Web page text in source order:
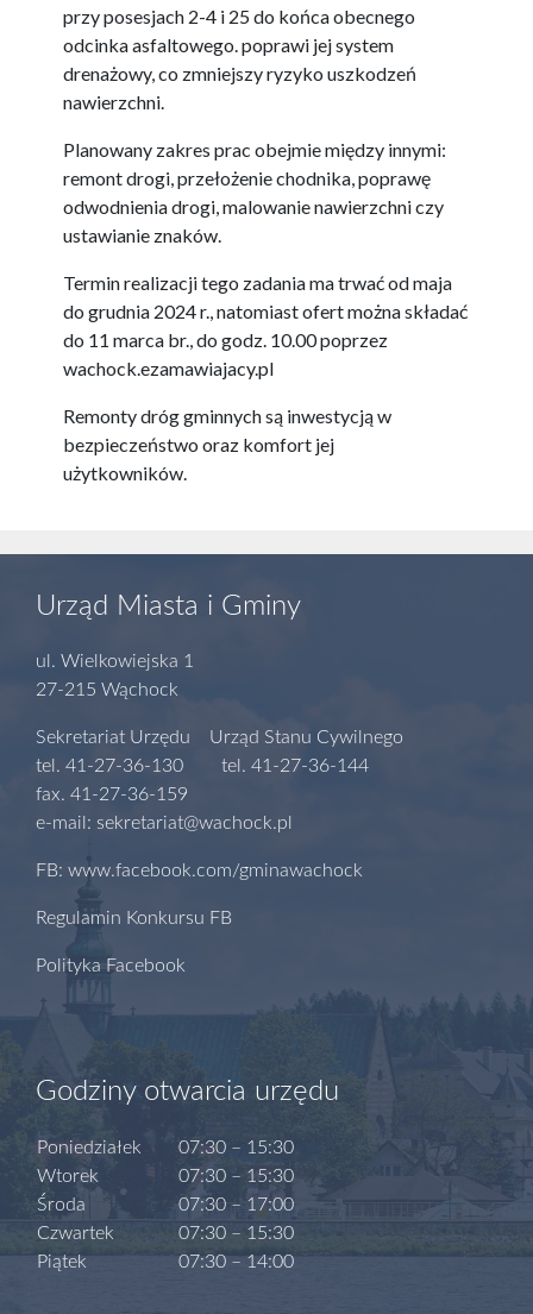
przy posesjach 2-4 i 25 do końca obecnego
odcinka asfaltowego. poprawi jej system
drenażowy, co zmniejszy ryzyko uszkodzeń
nawierzchni.
Planowany zakres prac obejmie między innymi:
remont drogi, przełożenie chodnika, poprawę
odwodnienia drogi, malowanie nawierzchni czy
ustawianie znaków.
Termin realizacji tego zadania ma trwać od maja
do grudnia 2024 r., natomiast ofert można składać
do 11 marca br., do godz. 10.00 poprzez
wachock.ezamawiajacy.pl
Remonty dróg gminnych są inwestycją w
bezpieczeństwo oraz komfort jej
użytkowników.
Urząd Miasta i Gminy
ul. Wielkowiejska 1
27-215 Wąchock
Sekretariat Urzędu Urząd Stanu Cywilnego
tel. 41-27-36-130 tel. 41-27-36-144
fax. 41-27-36-159
e-mail: sekretariat@wachock.pl
FB: www.facebook.com/gminawachock
Regulamin Konkursu FB
Polityka Facebook
Godziny otwarcia urzędu
Poniedziałek
Wtorek
Środa
Czwartek
Piątek
07:30 – 15:30
07:30 – 15:30
07:30 – 17:00
07:30 – 15:30
07:30 – 14:00